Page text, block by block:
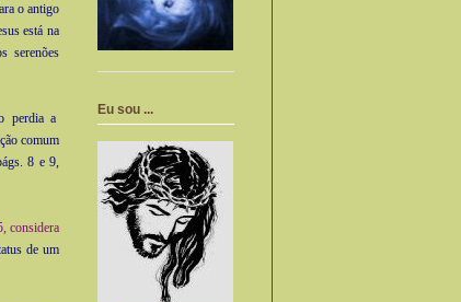
o antigo
está na
serenões
perdia a
comum
8 e 9,
considera
de um
Eu sou ...